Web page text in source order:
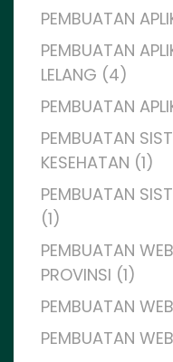
PEMBUATAN
PEMBUATAN
LELANG (4)
PEMBUATAN
PEMBUATAN
KESEHATAN (1)
PEMBUATAN
(1)
PEMBUATAN
PROVINSI (1)
PEMBUATAN
PEMBUATAN